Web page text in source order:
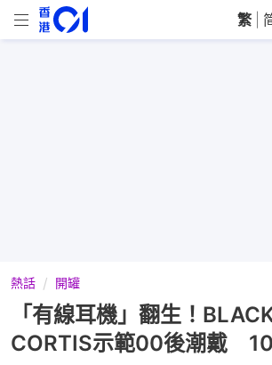
繁
熱話 開罐
「有線耳機」翻生！
CORTIS示範00後潮戴